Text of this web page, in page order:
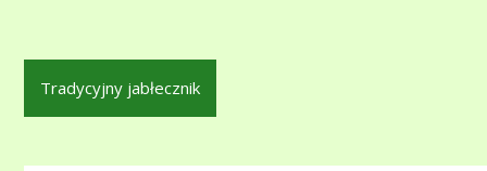
Nawigacja
wpisu
Tradycyjny jabłecznik